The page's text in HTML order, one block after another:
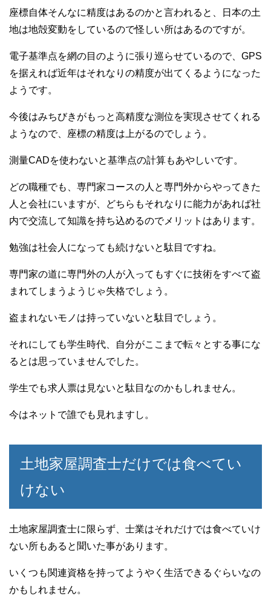
座標自体そんなに精度はあるのかと言われると、日本の土
地は地殻変動をしているので怪しい所はあるのですが。
電子基準点を網の目のように張り巡らせているので、GPS
を据えれば近年はそれなりの精度が出てくるようになった
ようです。
今後はみちびきがもっと高精度な測位を実現させてくれる
ようなので、座標の精度は上がるのでしょう。
測量CADを使わないと基準点の計算もあやしいです。
どの職種でも、専門家コースの人と専門外からやってきた
人と会社にいますが、どちらもそれなりに能力があれば社
内で交流して知識を持ち込めるのでメリットはあります。
勉強は社会人になっても続けないと駄目ですね。
専門家の道に専門外の人が入ってもすぐに技術をすべて盗
まれてしまうようじゃ失格でしょう。
盗まれないモノは持っていないと駄目でしょう。
それにしても学生時代、自分がここまで転々とする事にな
るとは思っていませんでした。
学生でも求人票は見ないと駄目なのかもしれません。
今はネットで誰でも見れますし。
土地家屋調査士だけでは食べてい
けない
土地家屋調査士に限らず、士業はそれだけでは食べていけ
ない所もあると聞いた事があります。
いくつも関連資格を持ってようやく生活できるぐらいなの
かもしれません。